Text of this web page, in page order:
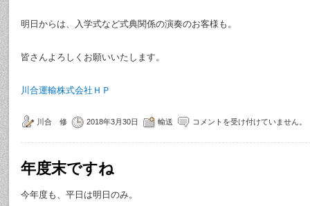
明日からは、入学式など式典関係の演奏のお客様も。
皆さんよろしくお願いいたします。
川合運輸株式会社ＨＰ
川合 修 2018年3月30日 輸送 コメントを受け付けていません。
年度末ですね
今年度も、平日は明日のみ。